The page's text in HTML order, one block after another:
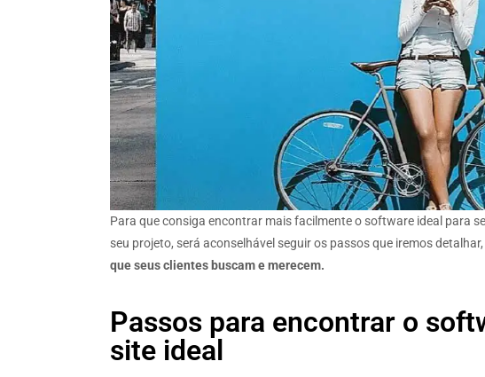
Para que consiga encontrar mais facilmente o software ideal para
seu projeto, será aconselhável seguir os passos que iremos
que seus clientes buscam e merecem.
Passos para encontrar o
site ideal